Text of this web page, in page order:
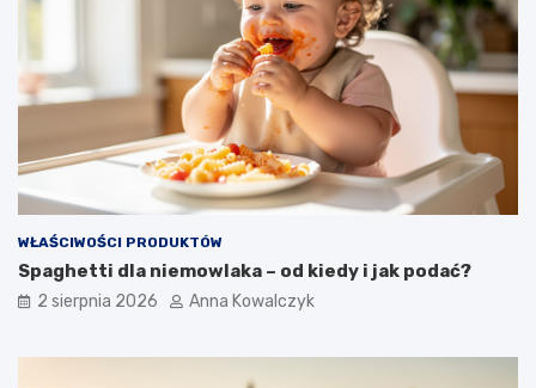
WŁAŚCIWOŚCI PRODUKTÓW
Spaghetti dla niemowlaka – od kiedy i jak podać?
2 sierpnia 2026 Anna Kowalczyk